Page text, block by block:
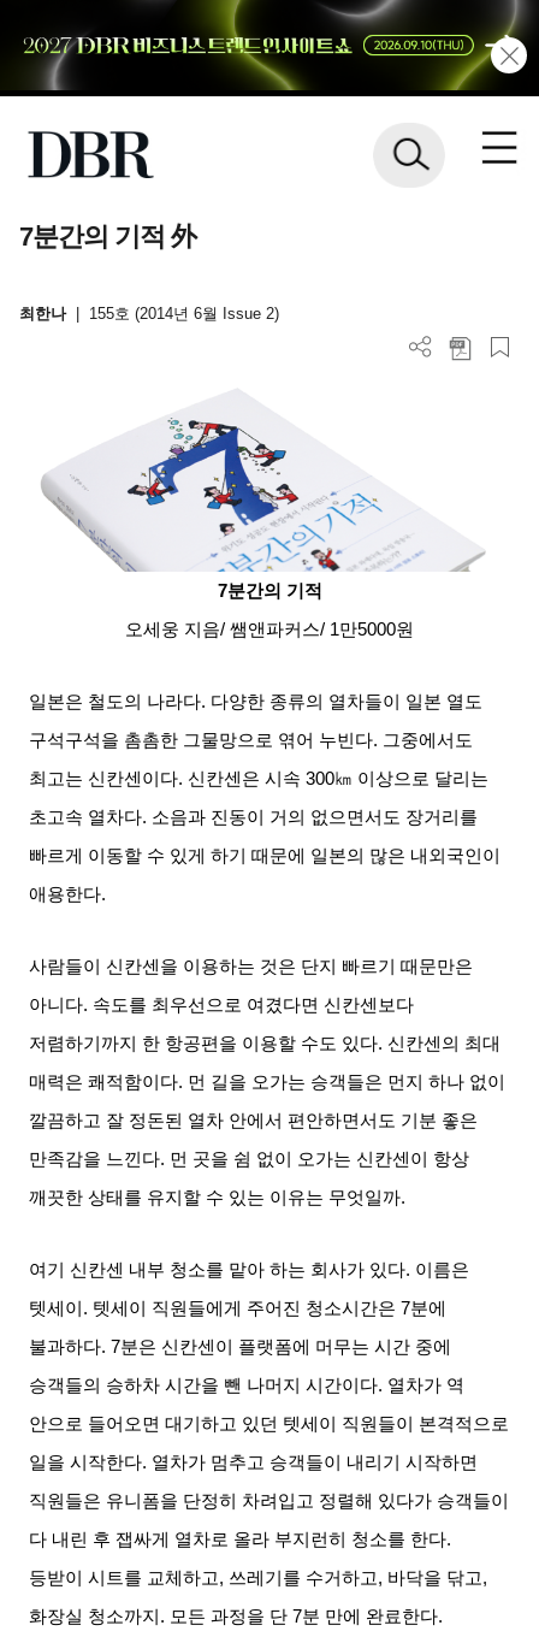
7분간의 기적 外
최한나 155호 (2014년 6월 Issue 2)
7분간의 기적
오세웅 지음/ 쌤앤파커스/ 1만5000원
일본은 철도의 나라다. 다양한 종류의 열차들이 일본 열도
구석구석을 촘촘한 그물망으로 엮어 누빈다. 그중에서도
최고는 신칸센이다. 신칸센은 시속 300㎞ 이상으로 달리는
초고속 열차다. 소음과 진동이 거의 없으면서도 장거리를
빠르게 이동할 수 있게 하기 때문에 일본의 많은 내외국인이
애용한다.
사람들이 신칸센을 이용하는 것은 단지 빠르기 때문만은
아니다. 속도를 최우선으로 여겼다면 신칸센보다
저렴하기까지 한 항공편을 이용할 수도 있다. 신칸센의 최대
매력은 쾌적함이다. 먼 길을 오가는 승객들은 먼지 하나 없이
깔끔하고 잘 정돈된 열차 안에서 편안하면서도 기분 좋은
만족감을 느낀다. 먼 곳을 쉼 없이 오가는 신칸센이 항상
깨끗한 상태를 유지할 수 있는 이유는 무엇일까.
여기 신칸센 내부 청소를 맡아 하는 회사가 있다. 이름은
텟세이 . 텟세이 직원들에게 주어진 청소시간은 7분에
불과하다. 7분은 신칸센이 플랫폼에 머무는 시간 중에
승객들의 승하차 시간을 뺀 나머지 시간이다. 열차가 역
안으로 들어오면 대기하고 있던 텟세이 직원들이 본격적으로
일을 시작한다. 열차가 멈추고 승객들이 내리기 시작하면
직원들은 유니폼을 단정히 차려입고 정렬해 있다가 승객들이
다 내린 후 잽싸게 열차로 올라 부지런히 청소를 한다.
등받이 시트를 교체하고, 쓰레기를 수거하고, 바닥을 닦고,
화장실 청소까지 . 모든 과정을 단 7분 만에 완료한다.